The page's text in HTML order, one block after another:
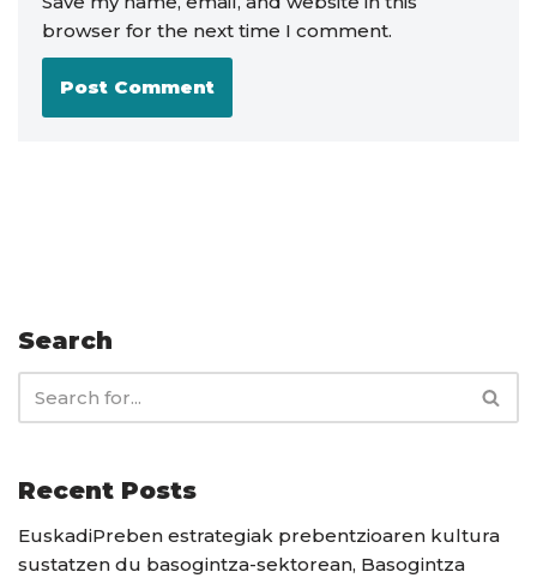
browser for the next time I comment.
Search
Recent Posts
EuskadiPreben estrategiak prebentzioaren kultura
sustatzen du basogintza-sektorean, Basogintza